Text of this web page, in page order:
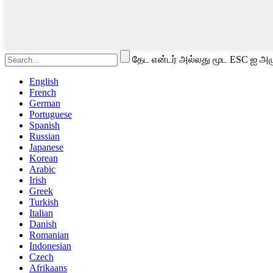
தேட என்டர் அல்லது மூட ESC ஐ
English
French
German
Portuguese
Spanish
Russian
Japanese
Korean
Arabic
Irish
Greek
Turkish
Italian
Danish
Romanian
Indonesian
Czech
Afrikaans